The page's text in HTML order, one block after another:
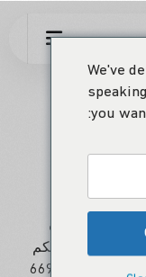
هامل المحدودة
المحدودة
وهي المتحكم
في البيانات بموجب قانون حماية البيانات الشخصية رقم 6698
We've
you